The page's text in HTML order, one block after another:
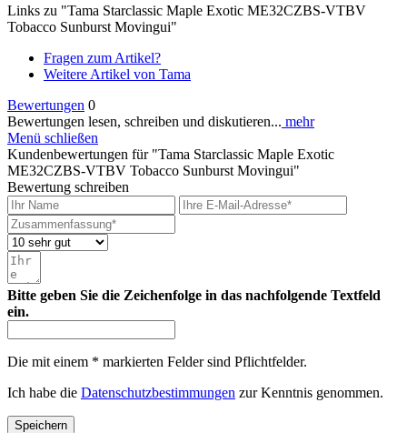
Links zu "Tama Starclassic Maple Exotic ME32CZBS-VTBV
Tobacco Sunburst Movingui"
Fragen zum Artikel?
Weitere Artikel von Tama
Bewertungen 0
Bewertungen lesen, schreiben und diskutieren... mehr
Menü schließen
Kundenbewertungen für "Tama Starclassic Maple Exotic
ME32CZBS-VTBV Tobacco Sunburst Movingui"
Bewertung schreiben
Bitte geben Sie die Zeichenfolge in das nachfolgende Textfeld
ein.
Die mit einem * markierten Felder sind Pflichtfelder.
Ich habe die Datenschutzbestimmungen zur Kenntnis genommen.
Speichern